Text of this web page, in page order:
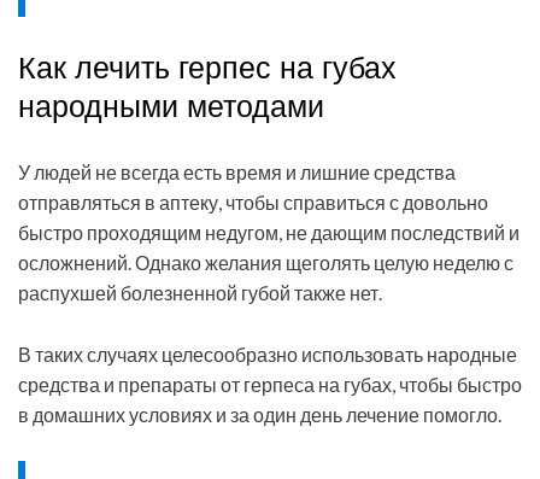
Как лечить герпес на губах
народными методами
У людей не всегда есть время и лишние средства
отправляться в аптеку, чтобы справиться с довольно
быстро проходящим недугом, не дающим последствий и
осложнений. Однако желания щеголять целую неделю с
распухшей болезненной губой также нет.
В таких случаях целесообразно использовать народные
средства и препараты от герпеса на губах, чтобы быстро
в домашних условиях и за один день лечение помогло.